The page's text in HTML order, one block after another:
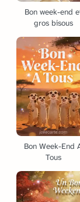
Bon week-end
gros bisous
Bon Week-End
Tous